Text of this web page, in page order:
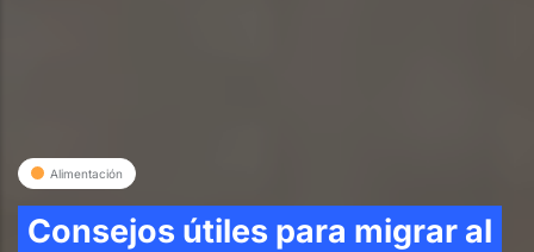
Alimentación
Consejos útiles para migrar al